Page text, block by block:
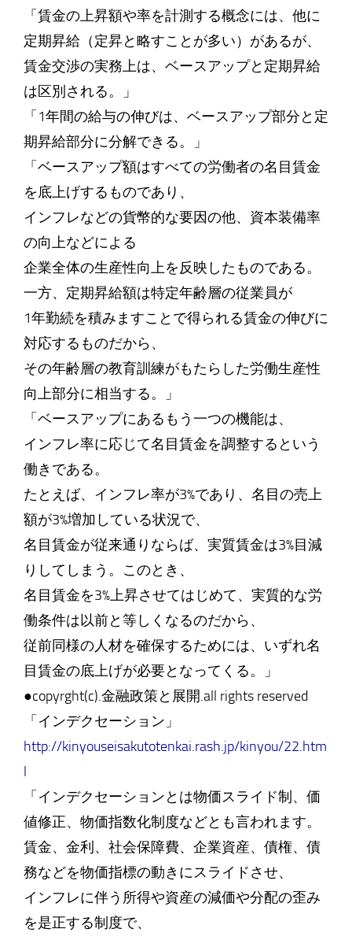
「賃金の上昇額や率を計測する概念には、他に
定期昇給（定昇と略すことが多い）があるが、
賃金交渉の実務上は、ベースアップと定期昇給
は区別される。」
「1年間の給与の伸びは、ベースアップ部分と定
期昇給部分に分解できる。」
「ベースアップ額はすべての労働者の名目賃金
を底上げするものであり、
インフレなどの貨幣的な要因の他、資本装備率
の向上などによる
企業全体の生産性向上を反映したものである。
一方、定期昇給額は特定年齢層の従業員が
1年勤続を積みますことで得られる賃金の伸びに
対応するものだから、
その年齢層の教育訓練がもたらした労働生産性
向上部分に相当する。」
「ベースアップにあるもう一つの機能は、
インフレ率に応じて名目賃金を調整するという
働きである。
たとえば、インフレ率が3%であり、名目の売上
額が3%増加している状況で、
名目賃金が従来通りならば、実質賃金は3%目減
りしてしまう。このとき、
名目賃金を3%上昇させてはじめて、実質的な労
働条件は以前と等しくなるのだから、
従前同様の人材を確保するためには、いずれ名
目賃金の底上げが必要となってくる。」
●copyrght(c).金融政策と展開.all rights reserved
「インデクセーション」
http://kinyouseisakutotenkai.rash.jp/kinyou/22.htm
l
「インデクセーションとは物価スライド制、価
値修正、物価指数化制度などとも言われます。
賃金、金利、社会保障費、企業資産、債権、債
務などを物価指標の動きにスライドさせ、
インフレに伴う所得や資産の減価や分配の歪み
を是正する制度で、